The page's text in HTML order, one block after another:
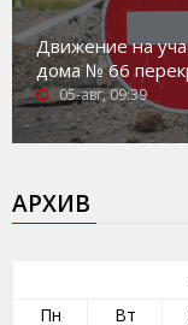
Движение на
дома № 66
05-авг, 09:39
АРХИВ
Пн
Вт